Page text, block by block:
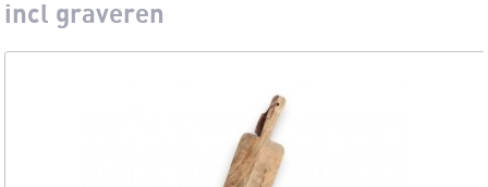
incl graveren